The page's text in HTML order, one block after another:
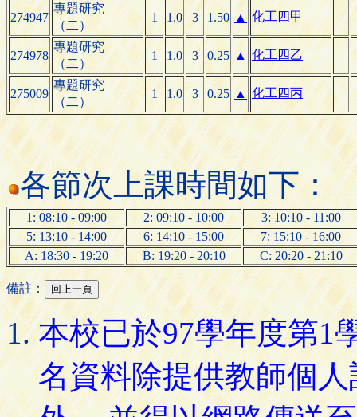
274947
專題研究
（二）
1 1.0 3 1.50 ▲ 化工四甲
274978
專題研究
（二）
1 1.0 3 0.25 ▲ 化工四乙
275009
專題研究
（二）
1 1.0 3 0.25 ▲ 化工四丙
各節次上課時間如下：
1: 08:10 - 09:00 2: 09:10 - 10:00
3: 10:10 - 11:00
5: 13:10 - 14:00
6: 14:10 - 15:00
7: 15:10 - 16:00
A: 18:30 - 19:20
B: 19:20 - 20:10 C: 20:20 - 21:10
備註：
本校已於97學年度第1
名資料除提供教師個